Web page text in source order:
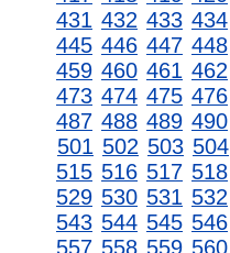
431 432 433 434
445 446 447 448
459 460 461 462
473 474 475 476
487 488 489 490
501 502 503 504
515 516 517 518
529 530 531 532
543 544 545 546
557 558 559 560